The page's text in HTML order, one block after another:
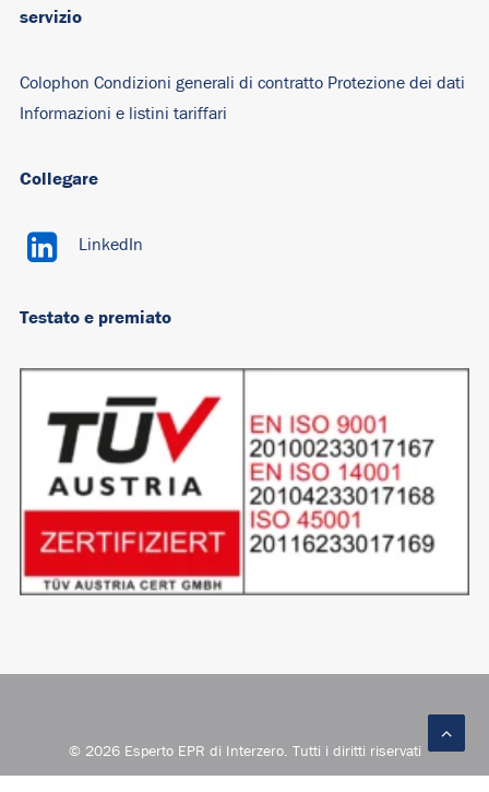
servizio
Colophon Condizioni generali di contratto Protezione dei dati
Informazioni e listini tariffari
Collegare
LinkedIn
Testato e premiato
© 2026 Esperto EPR di Interzero. Tutti i diritti riservati